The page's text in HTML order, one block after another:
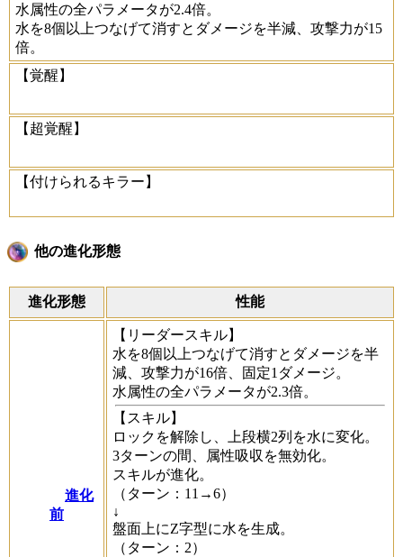
水属性の全パラメータが2.4倍。
水を8個以上つなげて消すとダメージを半減、攻撃力が15
倍。
【覚醒】
【超覚醒】
【付けられるキラー】
他の進化形態
進化形態 性能
進化
前
【リーダースキル】
水を8個以上つなげて消すとダメージを半
減、攻撃力が16倍、固定1ダメージ。
水属性の全パラメータが2.3倍。
【スキル】
ロックを解除し、上段横2列を水に変化。
3ターンの間、属性吸収を無効化。
スキルが進化。
（ターン：11→6）
↓
盤面上にZ字型に水を生成。
（ターン：2）